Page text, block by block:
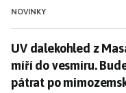
NOVINKY
UV dalekohled z
UV dalekohled z
míří do vesmíru.
pátrat po